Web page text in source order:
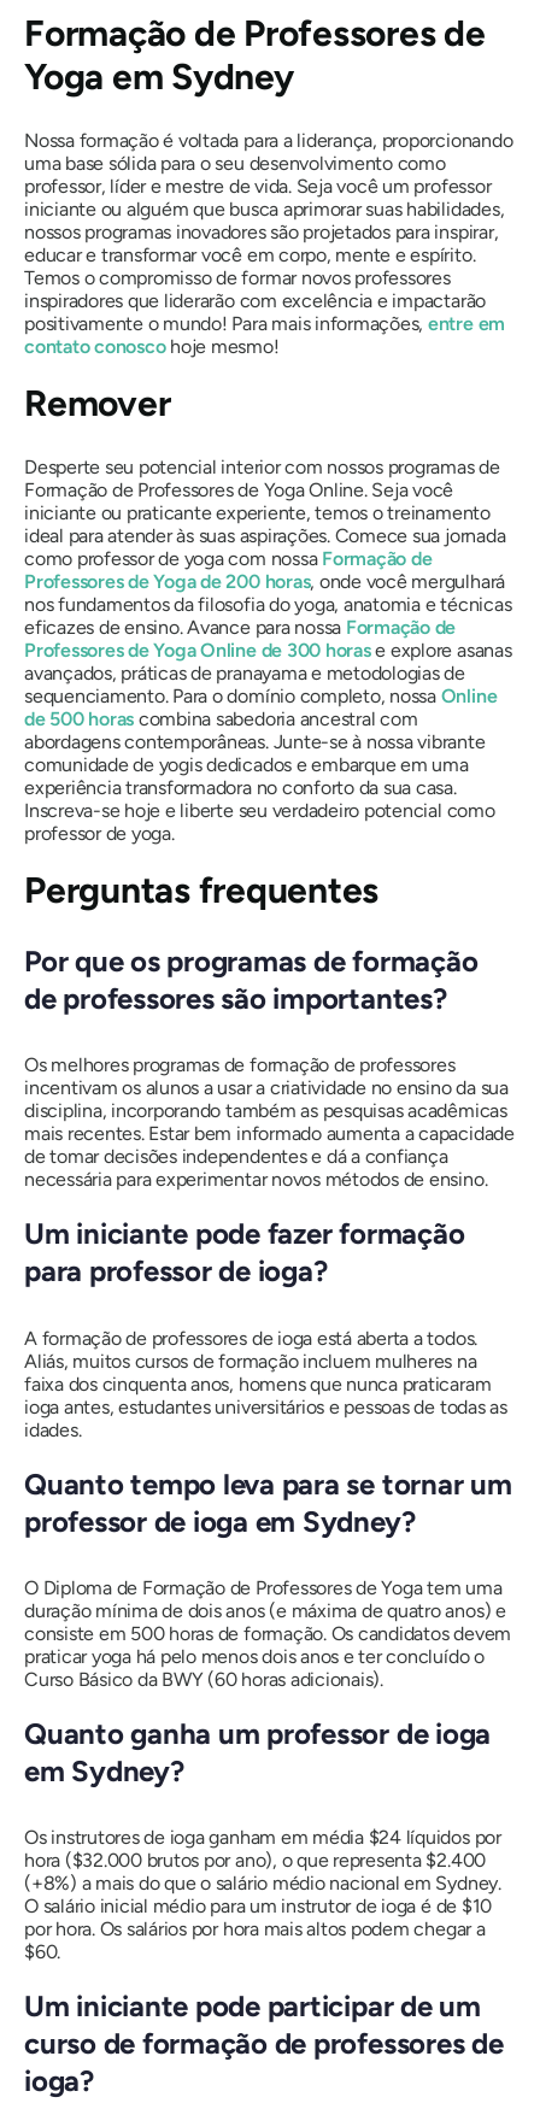
Formação de Professores de
Yoga em Sydney
Nossa formação é voltada para a liderança, proporcionando
uma base sólida para o seu desenvolvimento como
professor, líder e mestre de vida. Seja você um professor
iniciante ou alguém que busca aprimorar suas habilidades,
nossos programas inovadores são projetados para inspirar,
educar e transformar você em corpo, mente e espírito.
Temos o compromisso de formar novos professores
inspiradores que liderarão com excelência e impactarão
positivamente o mundo! Para mais informações, entre em
contato conoscohoje mesmo!
Remover
Desperte seu potencial interior com nossos programas de
Formação de Professores de Yoga Online. Seja você
iniciante ou praticante experiente, temos o treinamento
ideal para atender às suas aspirações. Comece sua jornada
como professor de yoga com nossa Formação de
Professores de Yoga de 200 horas, onde você mergulhará
nos fundamentos da filosofia do yoga, anatomia e técnicas
eficazes de ensino. Avance para nossa Formação de
Professores de Yoga Online de 300 horase explore asanas
avançados, práticas de pranayama e metodologias de
sequenciamento. Para o domínio completo, nossa Online
de 500 horas combina sabedoria ancestral com
abordagens contemporâneas. Junte-se à nossa vibrante
comunidade de yogis dedicados e embarque em uma
experiência transformadora no conforto da sua casa.
Inscreva-se hoje e liberte seu verdadeiro potencial como
professor de yoga.
Perguntas frequentes
Por que os programas de formação
de professores são importantes?
Os melhores programas de formação de professores
incentivam os alunos a usar a criatividade no ensino da sua
disciplina, incorporando também as pesquisas acadêmicas
mais recentes. Estar bem informado aumenta a capacidade
de tomar decisões independentes e dá a confiança
necessária para experimentar novos métodos de ensino.
Um iniciante pode fazer formação
para professor de ioga?
A formação de professores de ioga está aberta a todos.
Aliás, muitos cursos de formação incluem mulheres na
faixa dos cinquenta anos, homens que nunca praticaram
ioga antes, estudantes universitários e pessoas de todas as
idades.
Quanto tempo leva para se tornar um
professor de ioga em Sydney?
O Diploma de Formação de Professores de Yoga tem uma
duração mínima de dois anos (e máxima de quatro anos) e
consiste em 500 horas de formação. Os candidatos devem
praticar yoga há pelo menos dois anos e ter concluído o
Curso Básico da BWY (60 horas adicionais).
Quanto ganha um professor de ioga
em Sydney?
Os instrutores de ioga ganham em média $24 líquidos por
hora ($32.000 brutos por ano), o que representa $2.400
(+8%) a mais do que o salário médio nacional em Sydney.
O salário inicial médio para um instrutor de ioga é de $10
por hora. Os salários por hora mais altos podem chegar a
$60.
Um iniciante pode participar de um
curso de formação de professores de
ioga?